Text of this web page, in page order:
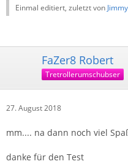
Einmal editiert, zuletzt von
FaZer8 Robert
Tretrollerumschubser
27. August 2018
mm.... na dann noch viel
danke für den Test